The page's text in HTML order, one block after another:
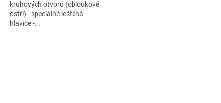
kruhových otvorů (obloukové
ostří) - speciálně leštěná
hlavice -...